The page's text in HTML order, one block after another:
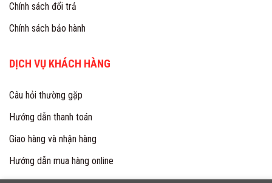
Chính sách đổi trả
Chính sách bảo hành
DỊCH VỤ KHÁCH HÀNG
Câu hỏi thường gặp
Hướng dẫn thanh toán
Giao hàng và nhận hàng
Hướng dẫn mua hàng online